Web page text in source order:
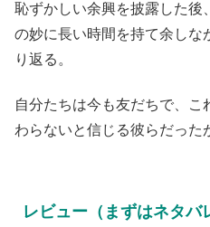
恥ずかしい余興を披露した後
の妙に長い時間を持て余しな
り返る。
自分たちは今も友だちで、
わらないと信じる彼らだっ
レビュー（まずはネタバ